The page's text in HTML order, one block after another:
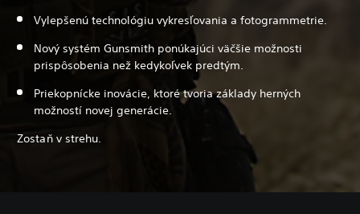
Vylepšenú technológiu vykresľovania a fotogrammetrie.
Nový systém Gunsmith ponúkajúci väčšie možnosti
prispôsobenia než kedykoľvek predtým.
Priekopnícke inovácie, ktoré tvoria základy herných
možností novej generácie.
Zostaň v strehu.